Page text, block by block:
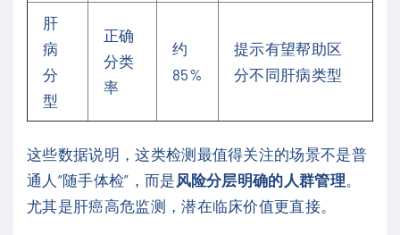
肝
病
分
型
正确
分类
率
约
85%
提示有望帮助区
分不同肝病类型
这些数据说明，这类检测最值得关注的场景不是普
通人“随手体检”，而是 风险分层明确的人群管理。
尤其是肝癌高危监测，潜在临床价值更直接。